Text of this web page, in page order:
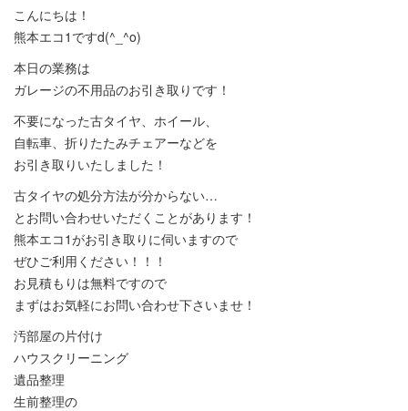
こんにちは！
熊本エコ1ですd(^_^o)
本日の業務は
ガレージの不用品のお引き取りです！
不要になった古タイヤ、ホイール、
自転車、折りたたみチェアーなどを
お引き取りいたしました！
古タイヤの処分方法が分からない…
とお問い合わせいただくことがあります！
熊本エコ1がお引き取りに伺いますので
ぜひご利用ください！！！
お見積もりは無料ですので
まずはお気軽にお問い合わせ下さいませ！
汚部屋の片付け
ハウスクリーニング
遺品整理
生前整理の